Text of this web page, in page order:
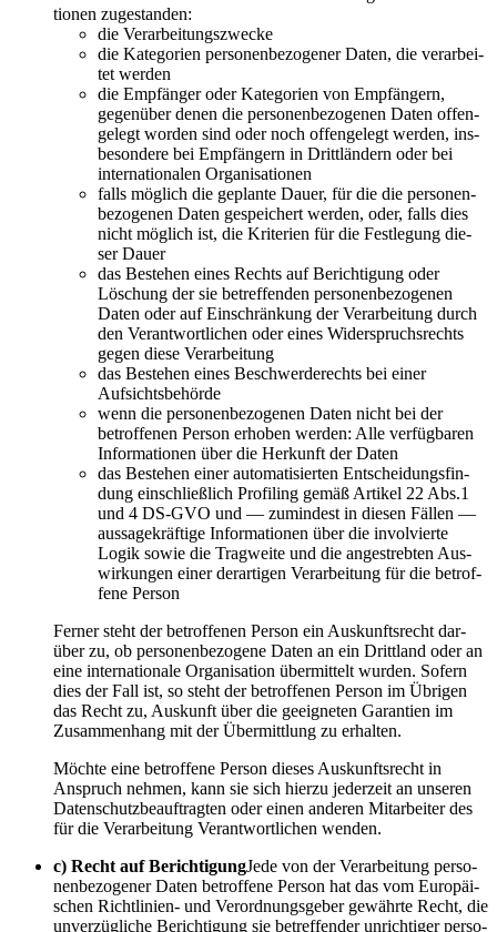
tio­nen zugestanden:
die Ver­ar­bei­tungs­zwe­cke
die Kate­go­rien per­so­nen­be­zo­ge­ner Daten, die ver­ar­bei­
tet werden
die Emp­fän­ger oder Kate­go­rien von Emp­fän­gern,
gegen­über denen die per­so­nen­be­zo­ge­nen Daten offen­
ge­legt wor­den sind oder noch offen­ge­legt wer­den, ins­
be­son­de­re bei Emp­fän­gern in Dritt­län­dern oder bei
inter­na­tio­na­len Organisationen
falls mög­lich die geplan­te Dau­er, für die die per­so­nen­
be­zo­ge­nen Daten gespei­chert wer­den, oder, falls dies
nicht mög­lich ist, die Kri­te­ri­en für die Fest­le­gung die­
ser Dauer
das Bestehen eines Rechts auf Berich­ti­gung oder
Löschung der sie betref­fen­den per­so­nen­be­zo­ge­nen
Daten oder auf Ein­schrän­kung der Ver­ar­bei­tung durch
den Ver­ant­wort­li­chen oder eines Wider­spruchs­rechts
gegen die­se Verarbeitung
das Bestehen eines Beschwer­de­rechts bei einer
Aufsichtsbehörde
wenn die per­so­nen­be­zo­ge­nen Daten nicht bei der
betrof­fe­nen Per­son erho­ben wer­den: Alle ver­füg­ba­ren
Infor­ma­tio­nen über die Her­kunft der Daten
das Bestehen einer auto­ma­ti­sier­ten Ent­schei­dungs­fin­
dung ein­schließ­lich Pro­fil­ing gemäß Arti­kel 22 Abs.1
und 4 DS-GVO und — zumin­dest in die­sen Fäl­len —
aus­sa­ge­kräf­ti­ge Infor­ma­tio­nen über die invol­vier­te
Logik sowie die Trag­wei­te und die ange­streb­ten Aus­
wir­kun­gen einer der­ar­ti­gen Ver­ar­bei­tung für die betrof­
fe­ne Person
Fer­ner steht der betrof­fe­nen Per­son ein Aus­kunfts­recht dar­
über zu, ob per­so­nen­be­zo­ge­ne Daten an ein Dritt­land oder an
eine inter­na­tio­na­le Orga­ni­sa­ti­on über­mit­telt wur­den. Sofern
dies der Fall ist, so steht der betrof­fe­nen Per­son im Übri­gen
das Recht zu, Aus­kunft über die geeig­ne­ten Garan­tien im
Zusam­men­hang mit der Über­mitt­lung zu erhalten.
Möch­te eine betrof­fe­ne Per­son die­ses Aus­kunfts­recht in
Anspruch neh­men, kann sie sich hier­zu jeder­zeit an unse­ren
Daten­schutz­be­auf­trag­ten oder einen ande­ren Mit­ar­bei­ter des
für die Ver­ar­bei­tung Ver­ant­wort­li­chen wenden.
c) Recht auf Berich­ti­gungJede von der Ver­ar­bei­tung per­so­
nen­be­zo­ge­ner Daten betrof­fe­ne Per­son hat das vom Euro­päi­
schen Richt­li­ni­en- und Ver­ord­nungs­ge­ber gewähr­te Recht, die
unver­züg­li­che Berich­ti­gung sie betref­fen­der unrich­ti­ger per­so­